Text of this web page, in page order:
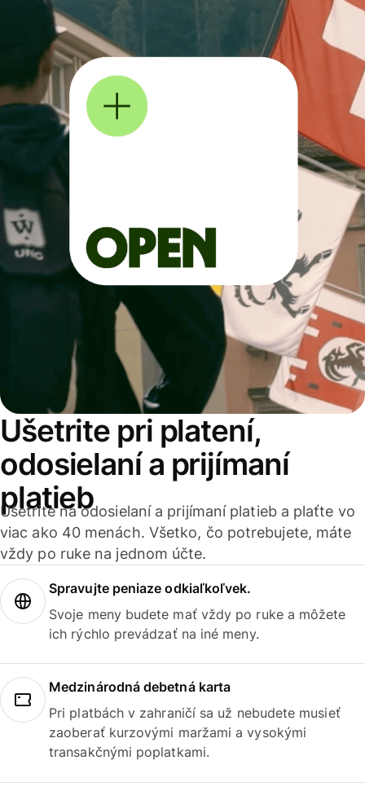
Ušetrite pri platení,
odosielaní a prijímaní
platieb
Ušetrite na odosielaní a prijímaní platieb a plaťte vo
viac ako 40 menách. Všetko, čo potrebujete, máte
vždy po ruke na jednom účte.
Spravujte peniaze odkiaľkoľvek.
Svoje meny budete mať vždy po ruke a môžete
ich rýchlo prevádzať na iné meny.
Medzinárodná debetná karta
Pri platbách v zahraničí sa už nebudete musieť
zaoberať kurzovými maržami a vysokými
transakčnými poplatkami.